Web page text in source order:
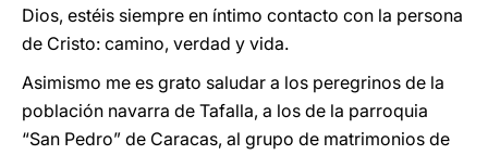
Dios, estéis siempre en íntimo contacto con la persona
de Cristo: camino, verdad y vida.
Asimismo me es grato saludar a los peregrinos de la
población navarra de Tafalla, a los de la parroquia
“San Pedro” de Caracas, al grupo de matrimonios de